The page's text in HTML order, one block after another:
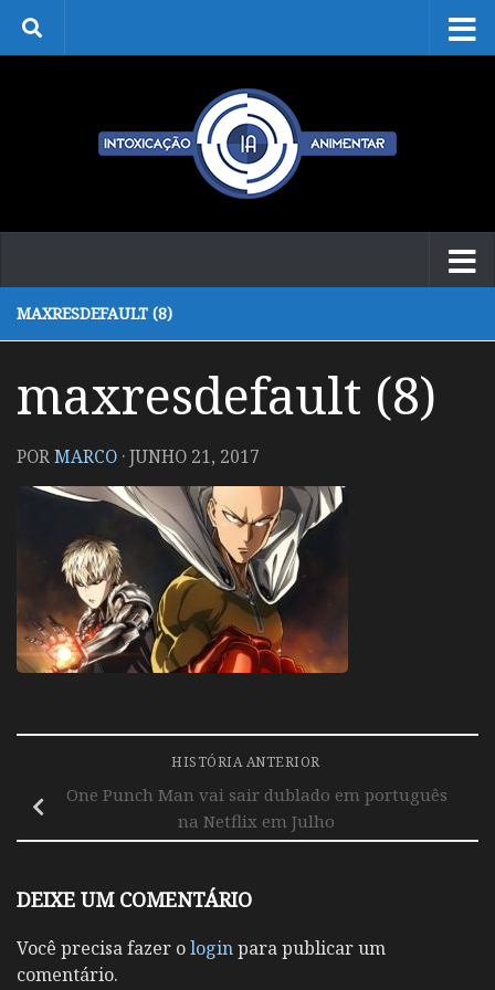
Skip to content
MAXRESDEFAULT (8)
maxresdefault (8)
PORMARCO ·JUNHO 21, 2017
HISTÓRIA ANTERIOR
One Punch Man vai sair dublado em português
na Netflix em Julho
DEIXE UM COMENTÁRIO
Você precisa fazer ologinpara publicar um
comentário.